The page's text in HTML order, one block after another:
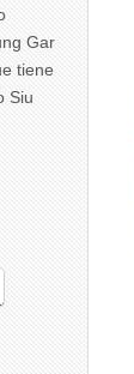
Gar
tiene
Siu